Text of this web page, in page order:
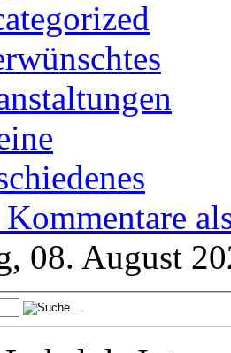
08. August